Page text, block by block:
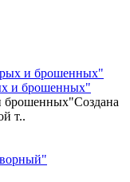
и брошенных"
т..